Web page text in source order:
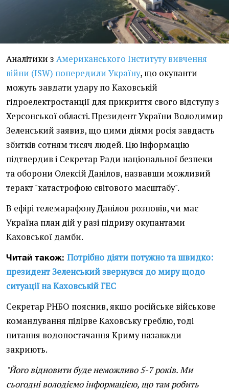
Аналітики з Американського Інституту вивчення
війни (ISW) попередили Україну, що окупанти
можуть завдати удару по Каховській
гідроелектростанції для прикриття свого відступу з
Херсонської області. Президент України Володимир
Зеленський заявив, що цими діями росія завдасть
збитків сотням тисяч людей. Цю інформацію
підтвердив і Секретар Ради національної безпеки
та оборони Олексій Данілов, назвавши можливий
теракт "катастрофою світового масштабу".
В ефірі телемарафону Данілов розповів, чи має
Україна план дій у разі підриву окупантами
Каховської дамби.
Читай також: Потрібно діяти потужно та швидко:
президент Зеленський звернувся до миру щодо
ситуації на Каховській ГЕС
Секретар РНБО пояснив, якщо російське військове
командування підірве Каховську греблю, тоді
питання водопостачання Криму назавжди
закриють.
"Його відновити буде неможливо 5-7 років. Ми
сьогодні володіємо інформацією, що там робить